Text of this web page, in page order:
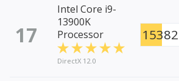
17
Intel Core i9-
13900K
Processor
DirectX 12.0
15382